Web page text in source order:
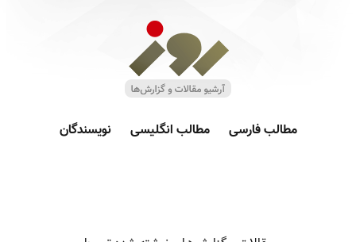
مطالب فارسی مطالب انگلیسی نویسندگان